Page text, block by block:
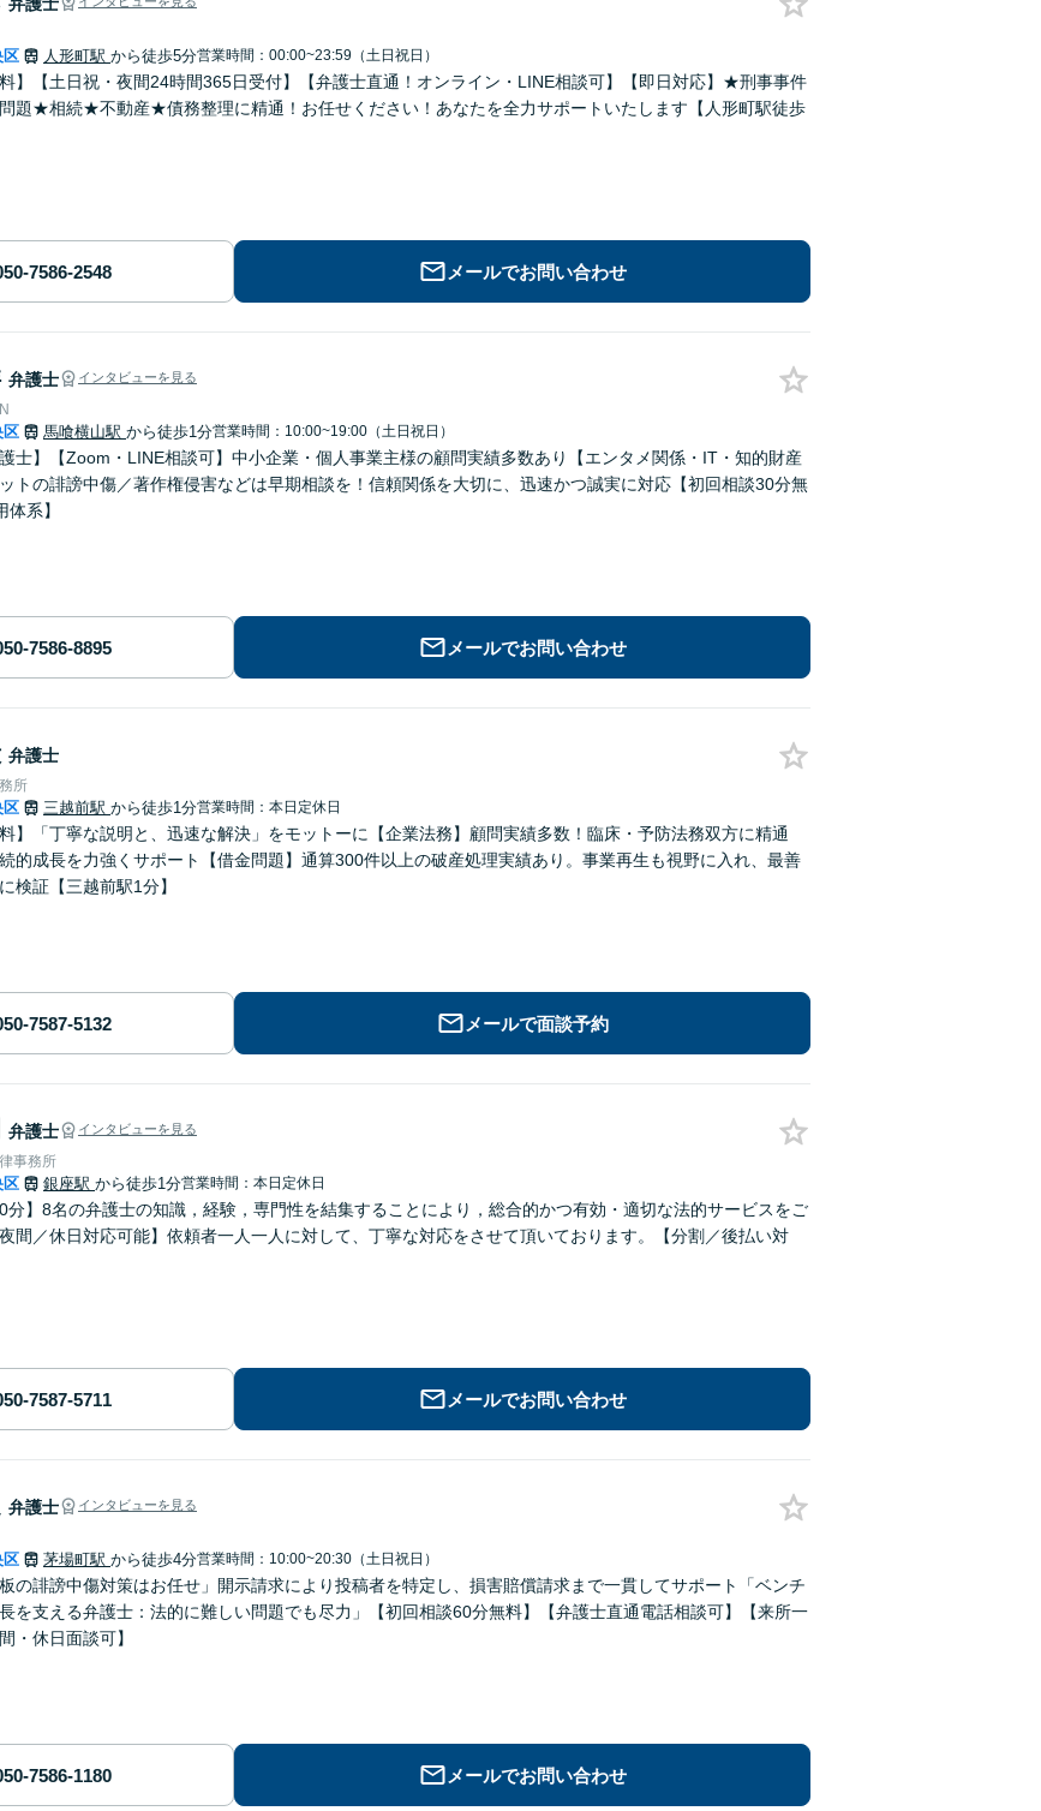
区 人形町駅 から徒歩5分営業時間：00:00~23:59（土日祝日）
料】【土日祝・夜間24時間365日受付】【弁護士直通！オンライン・LINE相談可】【即日対応】★刑事事件
題★相続★不動産★債務整理に精通！お任せください！あなたを全力サポートいたします【人形町駅徒歩
メールでお問い合わせ
弁護士 インタビューを見る
区 馬喰横山駅 から徒歩1分営業時間：10:00~19:00（土日祝日）
護士】【Zoom・LINE相談可】中小企業・個人事業主様の顧問実績多数あり【エンタメ関係・IT・知的財産
トの誹謗中傷／著作権侵害などは早期相談を！信頼関係を大切に、迅速かつ誠実に対応【初回相談30分無
系】
メールでお問い合わせ
弁護士
所
区 三越前駅 から徒歩1分営業時間：本日定休日
料】「丁寧な説明と、迅速な解決」をモットーに【企業法務】顧問実績多数！臨床・予防法務双方に精通
的成長を力強くサポート【借金問題】通算300件以上の破産処理実績あり。事業再生も視野に入れ、最善
検証【三越前駅1分】
メールで面談予約
弁護士 インタビューを見る
事務所
区 銀座駅 から徒歩1分営業時間：本日定休日
0分】8名の弁護士の知識，経験，専門性を結集することにより，総合的かつ有効・適切な法的サービスをご
間／休日対応可能】依頼者一人一人に対して、丁寧な対応をさせて頂いております。【分割／後払い対
メールでお問い合わせ
弁護士 インタビューを見る
区 茅場町駅 から徒歩4分営業時間：10:00~20:30（土日祝日）
板の誹謗中傷対策はお任せ」開示請求により投稿者を特定し、損害賠償請求まで一貫してサポート「ベンチ
を支える弁護士：法的に難しい問題でも尽力」【初回相談60分無料】【弁護士直通電話相談可】【来所一
・休日面談可】
メールでお問い合わせ